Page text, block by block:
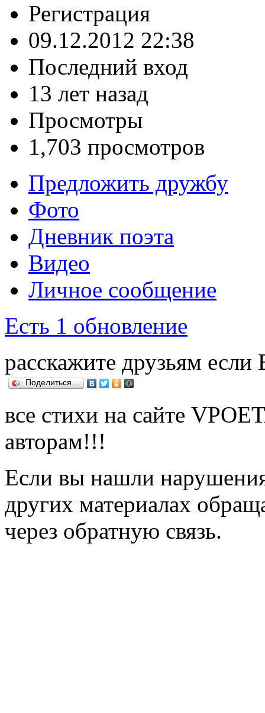
Регистрация
09.12.2012 22:38
Последний вход
13 лет назад
Просмотры
1,703 просмотров
Предложить дружбу
Фото
Дневник поэта
Видео
Личное сообщение
Есть 1 обновление
расскажите друзьям
Поделиться…
все стихи на сайте
авторам!!!
Если вы нашли
других материалах
через обратную связь.